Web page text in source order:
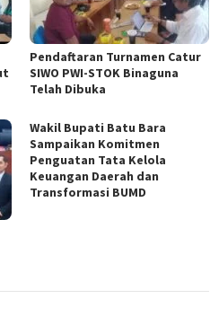
Pendaftaran Turnamen Catur
SIWO PWI-STOK Binaguna
Telah Dibuka
Wakil Bupati Batu Bara
Sampaikan Komitmen
Penguatan Tata Kelola
Keuangan Daerah dan
Transformasi BUMD